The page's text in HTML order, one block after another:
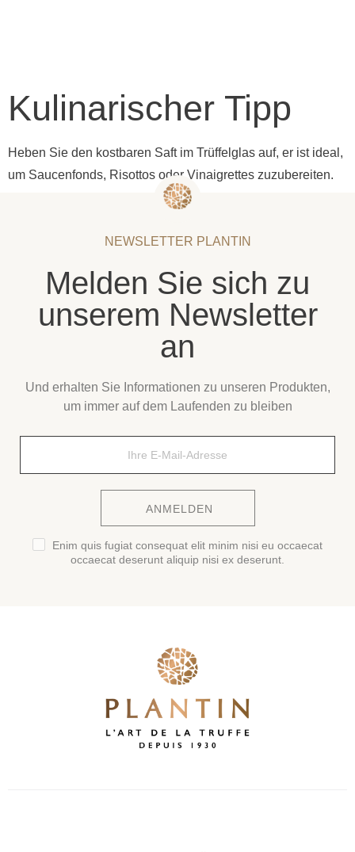
Kulinarischer Tipp
um Saucenfonds, Risottos oder Vinaigrettes zuzubereiten.
Melden Sie sich zu
unserem Newsletter
an
um immer auf dem Laufenden zu bleiben
ANMELDEN
Enim quis fugiat consequat elit minim nisi eu occaecat
occaecat deserunt aliquip nisi ex deserunt.